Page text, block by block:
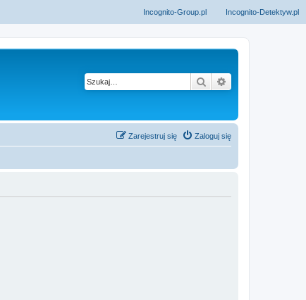
Incognito-Detektyw.pl
Incognito-Group.pl
Szukaj
Zaloguj się
Zarejestruj się